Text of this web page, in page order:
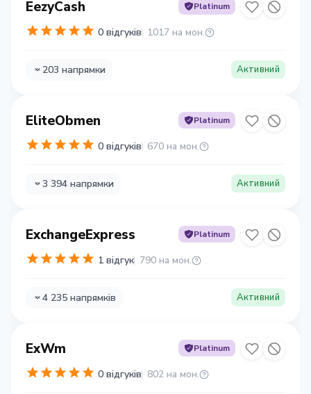
EezyCash Platinum
0 відгуків 1017 на мон.
203 напрямки Активний
EliteObmen Platinum
0 відгуків 670 на мон.
3 394 напрямки Активний
ExchangeExpress Platinum
1 відгук 790 на мон.
4 235 напрямків Активний
ExWm Platinum
0 відгуків 802 на мон.